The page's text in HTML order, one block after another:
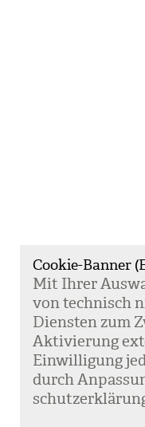
Cookie-Banner
Mit Ihrer
von tech­nisch
Diens­ten zum
Akti­vie­rung
Ein­wil­li­gung
durch